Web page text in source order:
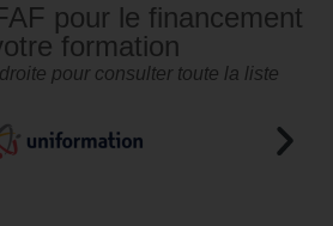
pour le financement
formation
pour consulter toute la liste